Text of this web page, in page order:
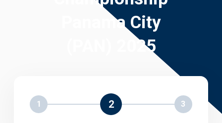
Panama City
(PAN) 2025
1 2 3